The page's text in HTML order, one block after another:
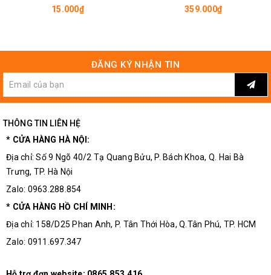
Module Khống Chế Nhiệt Độ XH-W1219 Độ Chính Xác Cao
Sơ đồ kết nối với tải 12VDC:
15.000₫
CH102
359.000₫
ĐĂNG KÝ NHẬN TIN
THÔNG TIN LIÊN HỆ
* CỬA HÀNG HÀ NỘI:
Địa chỉ: Số 9 Ngõ 40/2 Tạ Quang Bửu, P. Bách Khoa, Q. Hai Bà
Trưng, TP. Hà Nội
Zalo: 0963.288.854
* CỬA HÀNG HỒ CHÍ MINH:
Địa chỉ: 158/D25 Phan Anh, P. Tân Thới Hòa, Q.Tân Phú, TP. HCM
Zalo: 0911.697.347